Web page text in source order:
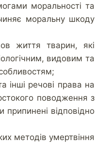
моральності та
моральну шкоду
життя тварин, які
видовим та
інші речові права на
поводження з
відповідно
методів умертвіння